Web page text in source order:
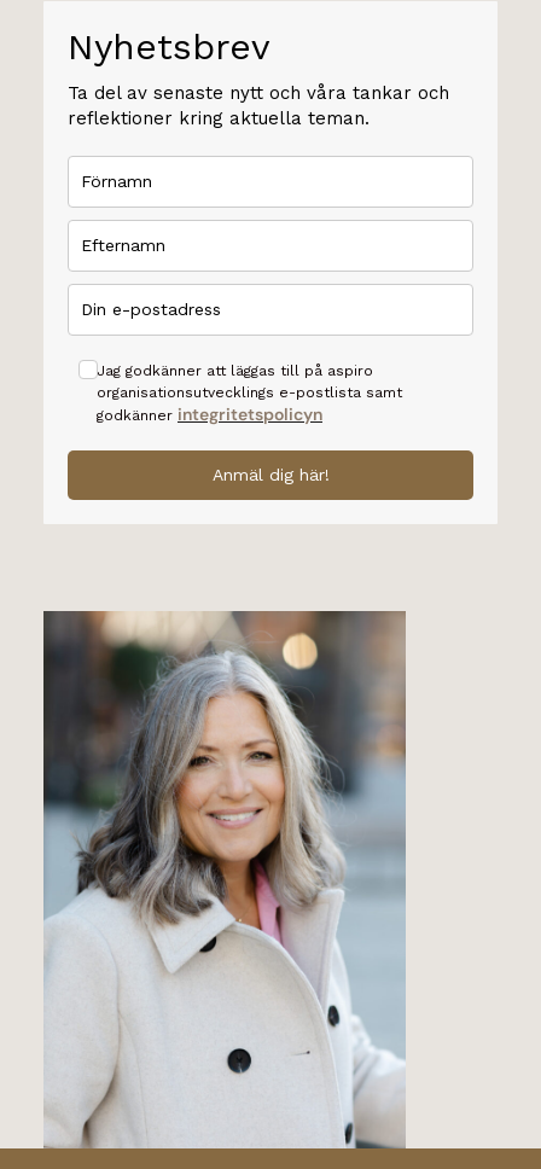
Nyhetsbrev
Ta del av senaste nytt och våra tankar och
reflektioner kring aktuella teman.
Jag godkänner att läggas till på aspiro
organisationsutvecklings e-postlista samt
godkänner integritetspolicyn
Anmäl dig här!